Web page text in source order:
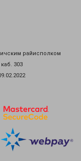
райисполком
303